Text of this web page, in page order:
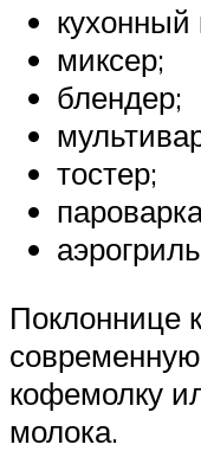
кухонный
миксер;
блендер;
тостер;
Поклоннице
кофемолку
молока.